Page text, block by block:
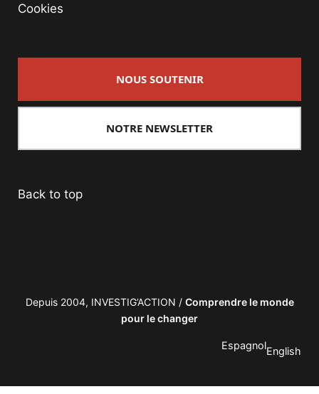
Cookies
NOUS SOUTENIR
NOTRE NEWSLETTER
Back to top
Depuis 2004, INVESTIG’ACTION / Comprendre le monde
pour le changer
EspagnolEnglish